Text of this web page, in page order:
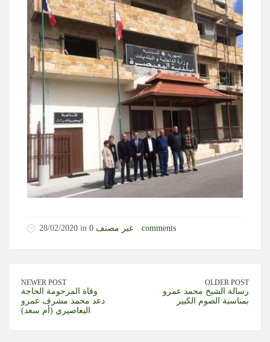
28/02/2020 in غير مصنف 0 comments
NEWER POST
وفاة المرحومة الحاجة
دعد محمد مشرف عمرو
البعاصيري (أم سعد)
OLDER POST
رسالة الشيخ محمد عمرو
بمناسبة الصوم الكبير